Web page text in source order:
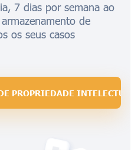
7 dias por semana ao
de
os seus casos
PROPRIEDADE INTELECTUAL